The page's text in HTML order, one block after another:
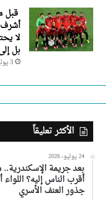
قبل
لا
بل
3 يوليو، 2026
الأكثر تعليقاً
24 يوليو، 2026
بعد جريمة الإسكندرية..
أقرب الناس إليه؟
جذور العنف الأسري